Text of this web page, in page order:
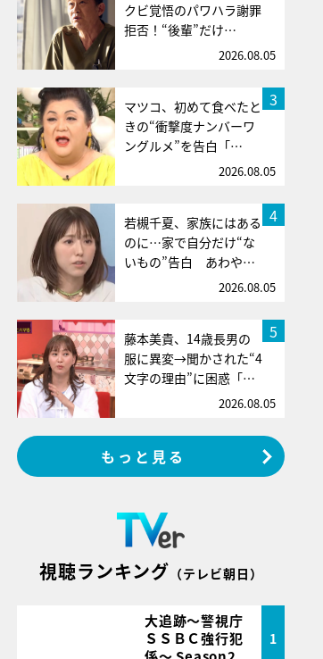
クビ覚悟のパワハラ謝罪
拒否！“後輩”だけ…
2026.08.05
3
マツコ、初めて食べたと
きの“衝撃度ナンバーワ
ングルメ”を告白「…
2026.08.05
4
若槻千夏、家族にはある
のに…家で自分だけ“な
いもの”告白 あわや…
2026.08.05
5
藤本美貴、14歳長男の
服に異変→聞かされた“4
文字の理由”に困惑「…
2026.08.05
もっと見る
視聴ランキング （テレビ朝日）
大追跡～警視庁
ＳＳＢＣ強行犯
1